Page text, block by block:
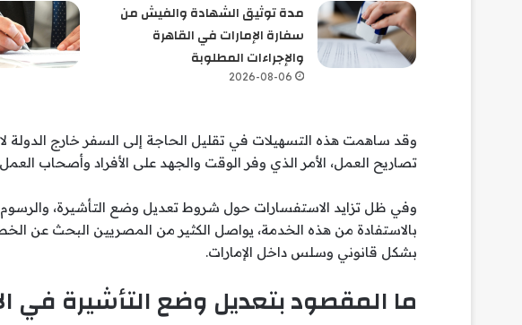
مدة توثيق الشهادة والفيش من
سفارة الإمارات في القاهرة
والإجراءات المطلوبة
2026-08-06
وقد ساهمت هذه التسهيلات في تقليل الحاجة إلى السفر خارج الدولة
تصاريح العمل، الأمر الذي وفر الوقت والجهد على الأفراد وأصحاب
وفي ظل تزايد الاستفسارات حول شروط تعديل وضع التأشيرة، والرسوم
بالاستفادة من هذه الخدمة، يواصل الكثير من المصريين البحث عن
بشكل قانوني وسلس داخل الإمارات.
ما المقصود بتعديل وضع التأشيرة في